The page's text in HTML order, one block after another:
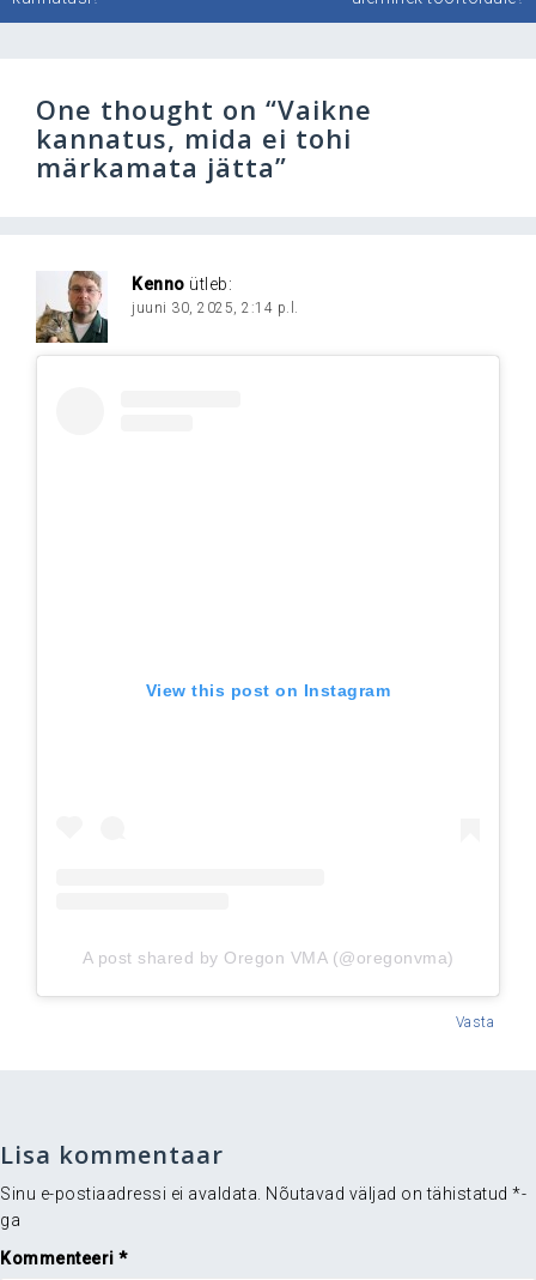
One thought on “Vaikne
kannatus, mida ei tohi
märkamata jätta”
Kenno ütleb:
juuni 30, 2025, 2:14 p.l.
View this post on Instagram
A post shared by Oregon VMA (@oregonvma)
Vasta
Lisa kommentaar
Sinu e-postiaadressi ei avaldata. Nõutavad väljad on tähistatud *-
ga
Kommenteeri *